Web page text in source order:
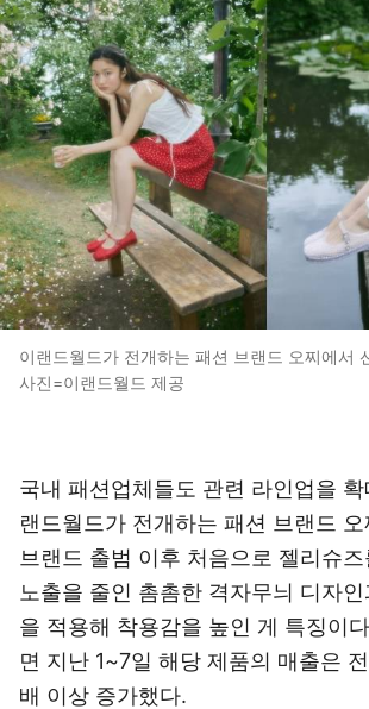
이랜드월드가 전개하는 패션 브랜드 오찌에서
사진=이랜드월드 제공
국내 패션업체들도 관련 라인업을
랜드월드가 전개하는 패션 브랜드
브랜드 출범 이후 처음으로 젤리슈
노출을 줄인 촘촘한 격자무늬 디자
을 적용해 착용감을 높인 게 특징이
면 지난 1~7일 해당 제품의 매출은
배 이상 증가했다.